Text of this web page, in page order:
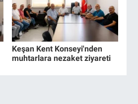
Keşan Kent Konseyi'nden
muhtarlara nezaket ziyareti